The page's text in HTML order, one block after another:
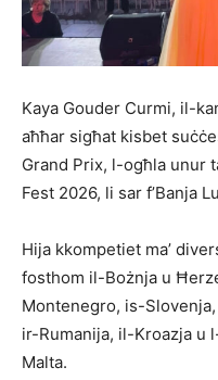
Kaya Gouder Curmi, il-
aħħar sigħat kisbet
Grand Prix, l-ogħla unur
Fest 2026, li sar f’Banja
Hija kkompetiet ma’
fosthom il-Bożnja u
Montenegro, is-
ir-Rumanija, il-Kroazja u
Malta.